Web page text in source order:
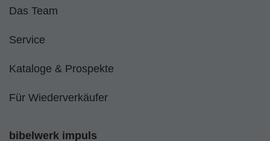
Das Team
Service
Kataloge & Prospekte
Für Wiederverkäufer
bibelwerk impuls